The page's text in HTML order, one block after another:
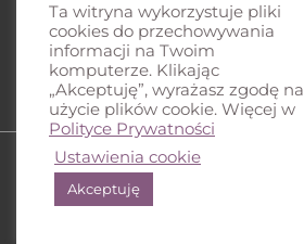
Enhancement
Ta witryna wykorzystuje pliki
cookies do przechowywania
informacji na Twoim
komputerze. Klikając
„Akceptuję”, wyrażasz zgodę na
użycie plików cookie. Więcej w
Polityce Prywatności
Ustawienia cookie
Akceptuję